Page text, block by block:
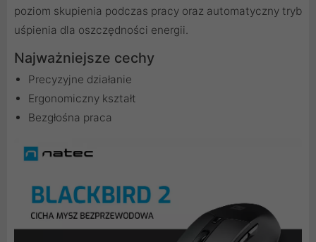
poziom skupienia podczas pracy oraz automatyczny tryb
uśpienia dla oszczędności energii.
Najważniejsze cechy
Precyzyjne działanie
Ergonomiczny kształt
Bezgłośna praca